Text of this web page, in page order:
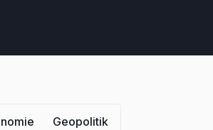
Geopolitik